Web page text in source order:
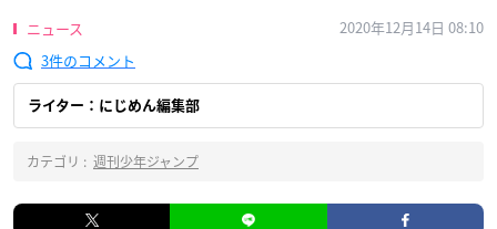
ニュース
2020年12月14日 08:10
3
ライター：にじめん編集部
カテゴリ : 週刊少年ジャンプ